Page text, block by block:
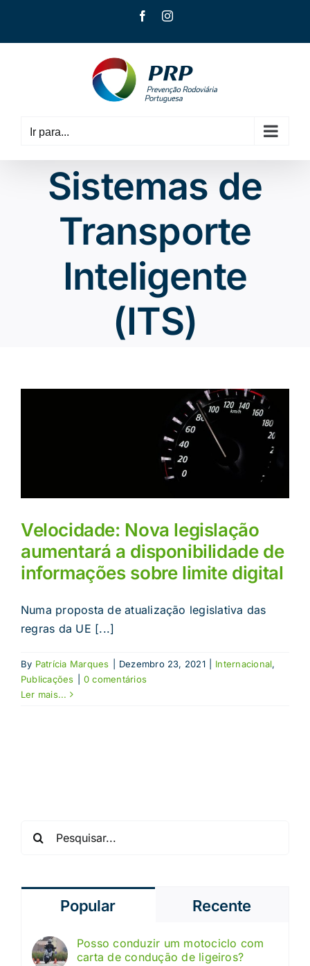
content
FacebookInstagram
Ir para...
Sistemas de
Transporte
Inteligente
(ITS)
Velocidade: Nova legislação
aumentará a disponibilidade de
informações sobre limite digital
Numa proposta de atualização legislativa das
regras da UE [...]
By Patrícia Marques Dezembro 23, 2021 Internacional,
Publicações
0 comentários
Ler mais...
Popular Recente
Posso conduzir um motociclo com
carta de condução de ligeiros?